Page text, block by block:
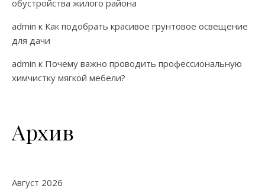
обустройства жилого района
admin к Как подобрать красивое грунтовое освещение
для дачи
admin к Почему важно проводить профессиональную
химчистку мягкой мебели?
Архив
Август 2026